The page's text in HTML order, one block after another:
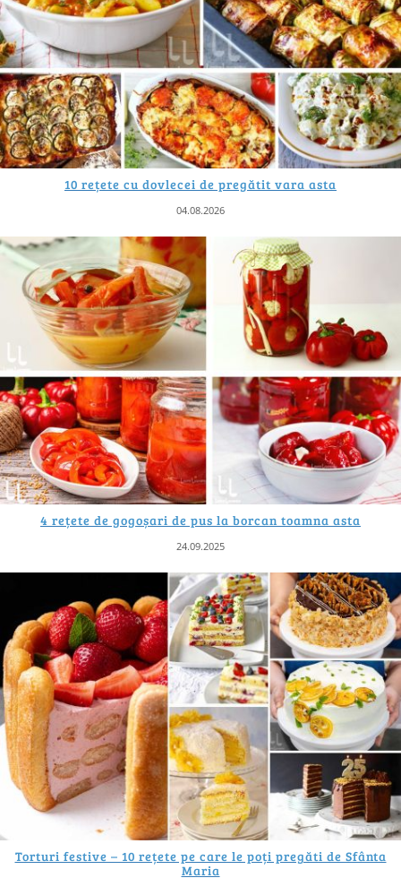
10 rețete cu dovlecei de pregătit vara asta
04.08.2026
4 rețete de gogoșari de pus la borcan toamna asta
24.09.2025
Torturi festive – 10 rețete pe care le poți pregăti de Sfânta
Maria